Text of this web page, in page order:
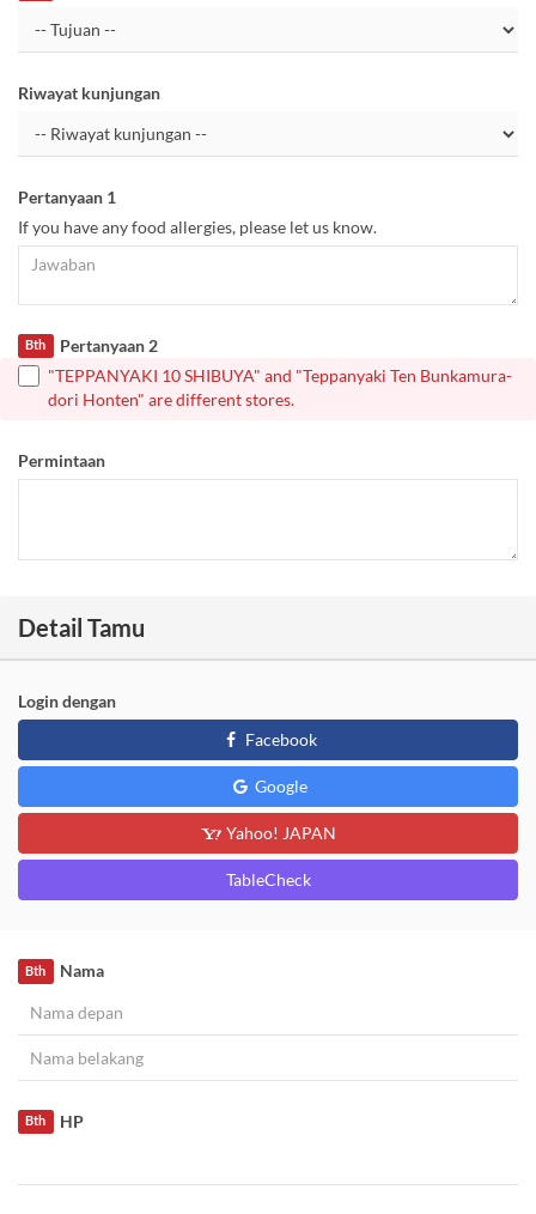
Riwayat kunjungan
Pertanyaan 1
If you have any food allergies, please let us know.
Pertanyaan 2
Bth
"TEPPANYAKI 10 SHIBUYA" and "Teppanyaki Ten Bunkamura-
dori Honten" are different stores.
Permintaan
Detail Tamu
Login dengan
Facebook
Google
Yahoo! JAPAN
TableCheck
Nama
Bth
HP
Bth